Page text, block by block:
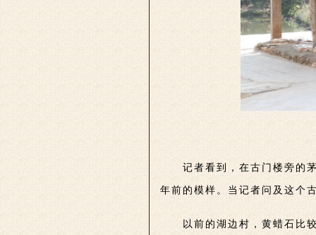
记者看到，在古门楼旁的
年前的模样。当记者问及这个
以前的湖边村，黄蜡石比